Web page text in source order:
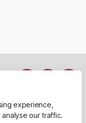
experience,
our traffic.